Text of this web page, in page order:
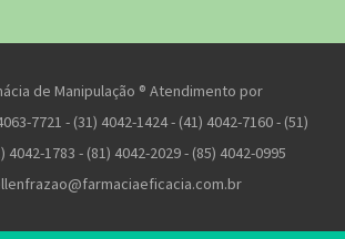
de Manipulação ® Atendimento por
7721 - (31) 4042-1424 - (41) 4042-7160 - (51)
1783 - (81) 4042-2029 - (85) 4042-0995